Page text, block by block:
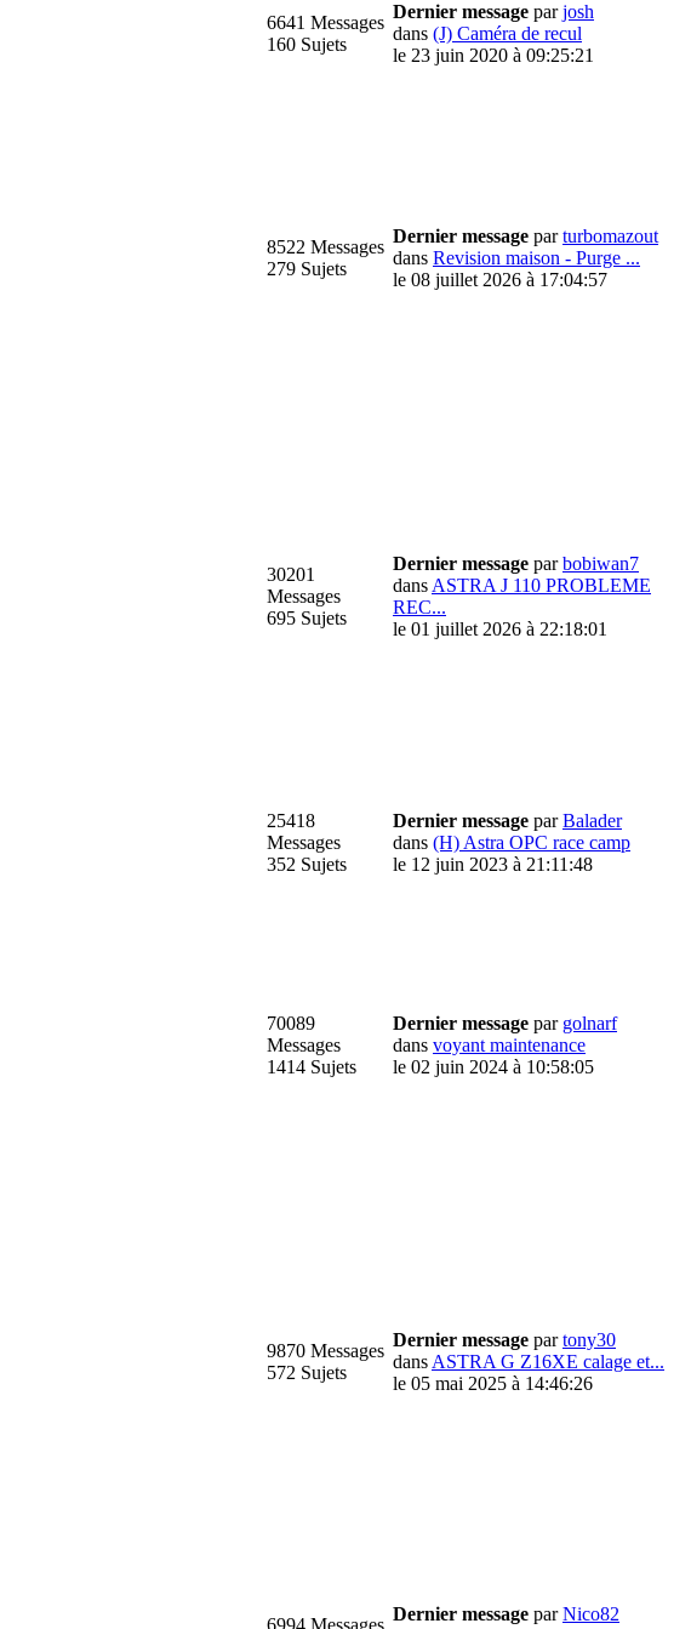
6641 Messages
160 Sujets
Dernier message parjosh
dans (J) Caméra de recul
le 23 juin 2020 à 09:25:21
8522 Messages
279 Sujets
Dernier message parturbomazout
dans Revision maison - Purge ...
le 08 juillet 2026 à 17:04:57
30201
Messages
695 Sujets
Dernier message parbobiwan7
dans ASTRA J 110 PROBLEME
REC...
le 01 juillet 2026 à 22:18:01
25418
Messages
352 Sujets
Dernier message parBalader
dans (H) Astra OPC race camp
le 12 juin 2023 à 21:11:48
70089
Messages
1414 Sujets
Dernier message par golnarf
dans voyant maintenance
le 02 juin 2024 à 10:58:05
9870 Messages
572 Sujets
Dernier message partony30
dans ASTRA G Z16XE calage et...
le 05 mai 2025 à 14:46:26
6994 Messages
Dernier message parNico82